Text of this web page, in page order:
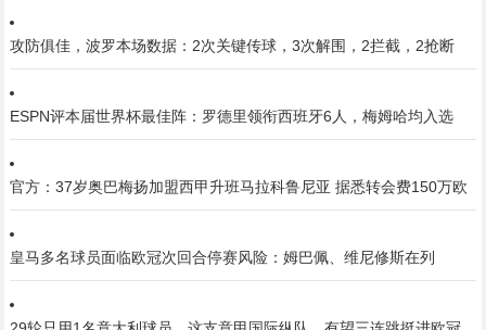
攻防俱佳，波罗本场数据：2次关键传球，3次解围，2拦截，2抢断
ESPN评本届世界杯最佳阵：罗德里领衔西班牙6人，梅姆哈均入选
官方：37岁奥巴梅扬加盟西甲升班马拉科鲁尼亚 据悉转会费150万欧
皇马多名球员面临欧冠次回合停赛风险：姆巴佩、维尼修斯在列